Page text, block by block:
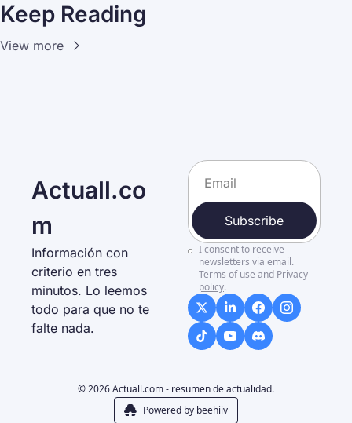
Keep Reading
View more
Actuall.co
m
Información con
criterio en tres
minutos. Lo leemos
todo para que no te
falte nada.
Subscribe
I consent to receive
newsletters via email.
Terms of use and Privacy
policy.
© 2026 Actuall.com - resumen de actualidad.
Powered by beehiiv